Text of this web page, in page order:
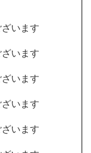
います
います
います
います
います